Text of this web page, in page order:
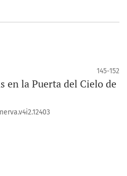
145-152
en la Puerta del Cielo de